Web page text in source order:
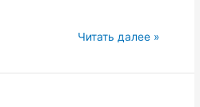
Система
в
Читать далее »